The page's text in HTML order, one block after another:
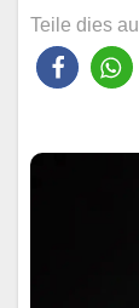
Teile dies